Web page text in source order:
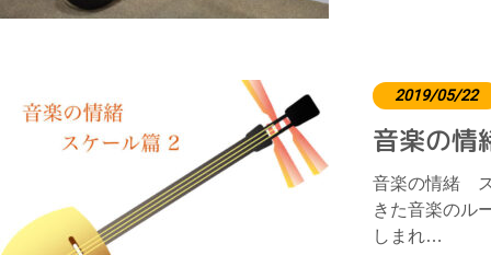
2019/05/22
音楽の
音楽の情緒
きた音楽のル
しまれ…